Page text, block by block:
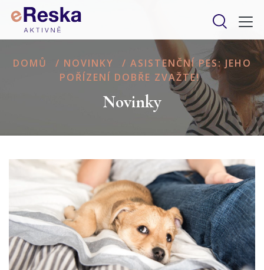
DOMŮ / NOVINKY / ASISTENČNÍ PES: JEHO
POŘÍZENÍ DOBŘE ZVAŽTE!
Novinky